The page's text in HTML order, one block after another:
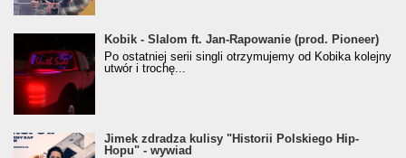
Kobik - Slalom ft. Jan-Rapowanie (prod. Pioneer)
[Official Music Visualiser]
Kobik - Slalom ft. Jan-Rapowanie (prod. Pioneer)
Po ostatniej serii singli otrzymujemy od Kobika kolejny
utwór i trochę...
Jimek zdradza kulisy "Historii Polskiego Hip-
Hopu" - wywiad
Jimek zdradza kulisy "Historii Polskiego Hip-
Hopu" - wywiad